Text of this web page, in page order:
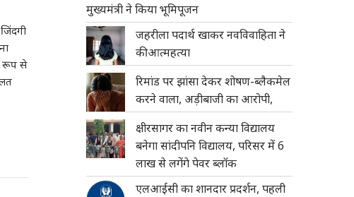
रूप से
मुख्यमंत्री ने किया भूमिपूजन
जहरीला पदार्थ खाकर नवविवाहिता ने
की आत्महत्या
रिमांड पर झांसा देकर शोषण-ब्लैकमेल
करने वाला, अड़ीबाजी का आरोपी,
क्षीरसागर का नवीन कन्या विद्यालय
बनेगा सांदीपनि विद्यालय, परिसर में 6
लाख से लगेंगे पेवर ब्लॉक
एलआईसी का शानदार प्रदर्शन, पहली